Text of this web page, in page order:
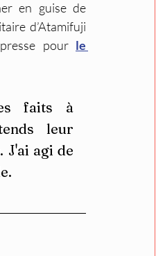
en guise de
d’Atamifuji
pour le
faits à
leur
J'ai agi de